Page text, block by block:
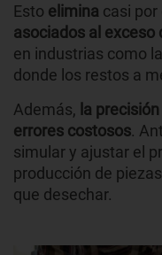
Esto elimina casi
asociados al exceso
en industrias como
donde los restos a
Además, la
errores costosos.
simular y ajustar el
producción de
que desechar.